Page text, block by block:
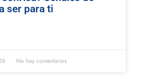
ser para ti
No hay comentarios